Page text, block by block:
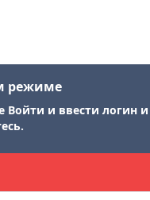
режиме
Войти и ввести логин и